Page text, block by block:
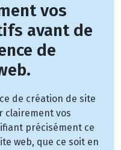
vos
avant de
de
de création de site
clairement vos
précisément ce
web, que ce soit en